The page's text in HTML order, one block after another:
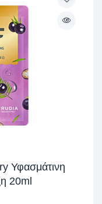
Υφασμάτινη
20ml